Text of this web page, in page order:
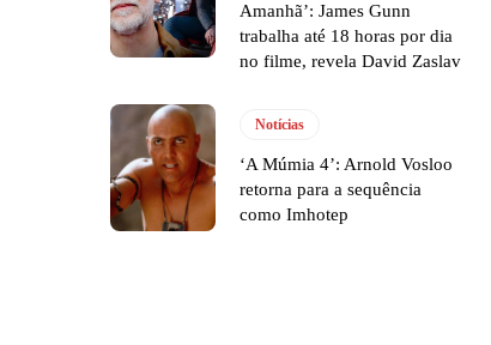
Amanhã’: James Gunn
trabalha até 18 horas por dia
no filme, revela David Zaslav
Notícias
‘A Múmia 4’: Arnold Vosloo
retorna para a sequência
como Imhotep